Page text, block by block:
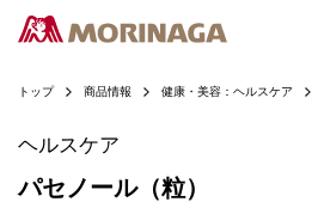
トップ 商品情報 健康・美容：ヘルスケア
ヘルスケア
パセノール（粒）